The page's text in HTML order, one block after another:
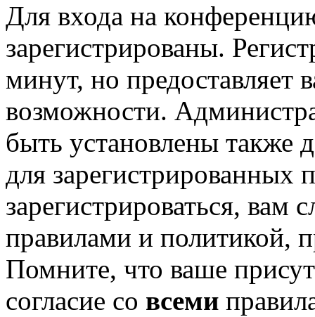
Для входа на
зарегистрированы.
минут, но предоставляет
возможности.
быть установлены также
для зарегистрированных
зарегистрироваться, вам
правилами и политикой,
Помните, что ваше
согласие со всеми